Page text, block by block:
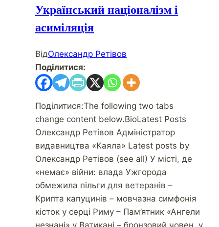
Український націоналізм і
асиміляція
ВідОлександр Ретівов
Поділитися:
Поділитися:The following two tabs
change content below.BioLatest Posts
Олександр Ретівов Адміністратор
видавництва «Каяла» Latest posts by
Олександр Ретівов (see all) У місті, де
«немає» війни: влада Ужгорода
обмежила пільги для ветеранів –
Крипта капуцинів – мовчазна симфонія
кісток у серці Риму – Пам’ятник «Ангели